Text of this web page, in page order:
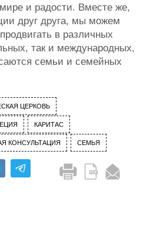
и радости. Вместе же,
друг друга, мы можем
в различных
так и международных,
семьи и семейных
ЦЕРКОВЬ
КАРИТАС
КОНСУЛЬТАЦИЯ СЕМЬЯ